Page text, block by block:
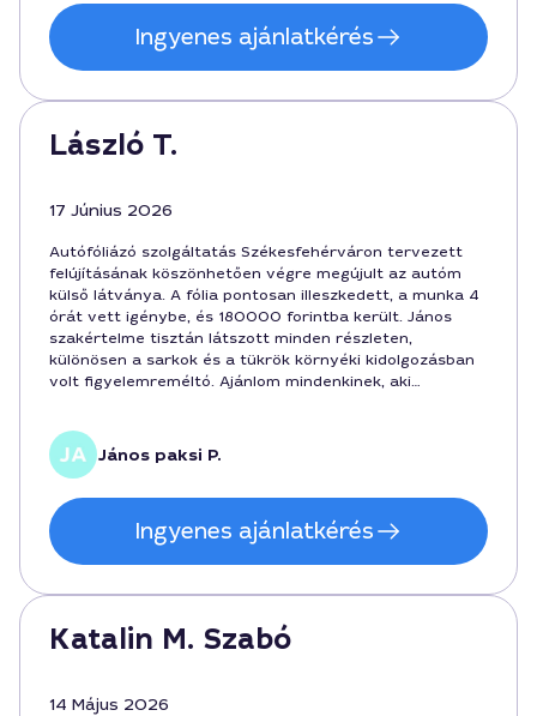
Ingyenes ajánlatkérés
László T.
17 Június 2026
Autófóliázó szolgáltatás Székesfehérváron tervezett
felújításának köszönhetően végre megújult az autóm
külső látványa. A fólia pontosan illeszkedett, a munka 4
órát vett igénybe, és 180000 forintba került. János
szakértelme tisztán látszott minden részleten,
különösen a sarkok és a tükrök környéki kidolgozásban
volt figyelemreméltó. Ajánlom mindenkinek, aki
János paksi P.
Ingyenes ajánlatkérés
Katalin M. Szabó
14 Május 2026